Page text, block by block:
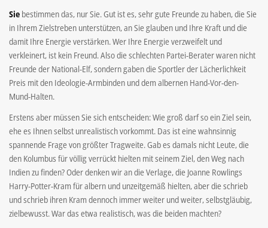
Sie bestimmen das, nur Sie. Gut ist es, sehr gute Freunde zu haben, die Sie
in Ihrem Zielstreben unterstützen, an Sie glauben und Ihre Kraft und die
damit Ihre Energie verstärken. Wer Ihre Energie verzweifelt und
verkleinert, ist kein Freund. Also die schlechten Partei-Berater waren nicht
Freunde der National-Elf, sondern gaben die Sportler der Lächerlichkeit
Preis mit den Ideologie-Armbinden und dem albernen Hand-Vor-den-
Mund-Halten.
Erstens aber müssen Sie sich entscheiden: Wie groß darf so ein Ziel sein,
ehe es Ihnen selbst unrealistisch vorkommt. Das ist eine wahnsinnig
spannende Frage von größter Tragweite. Gab es damals nicht Leute, die
den Kolumbus für völlig verrückt hielten mit seinem Ziel, den Weg nach
Indien zu finden? Oder denken wir an die Verlage, die Joanne Rowlings
Harry-Potter-Kram für albern und unzeitgemäß hielten, aber die schrieb
und schrieb ihren Kram dennoch immer weiter und weiter, selbstgläubig,
zielbewusst. War das etwa realistisch, was die beiden machten?